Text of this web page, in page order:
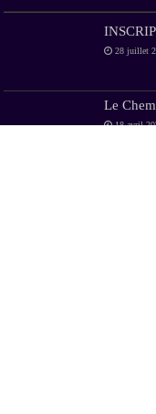
28 juillet
Le
18 avril